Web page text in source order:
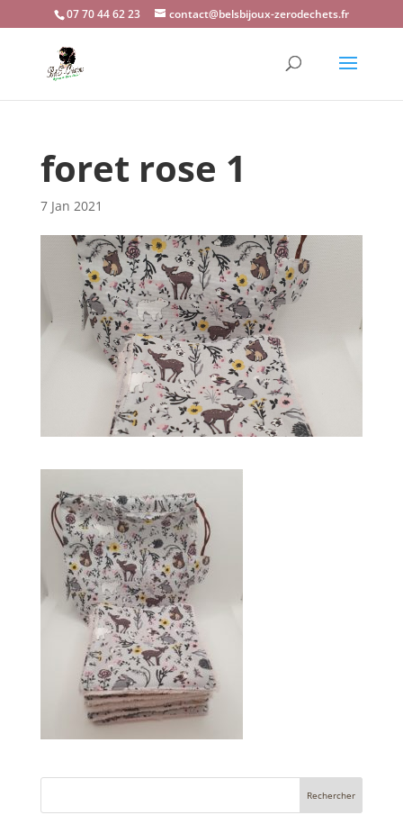
07 70 44 62 23 contact@belsbijoux-zerodechets.fr
foret rose 1
7 Jan 2021